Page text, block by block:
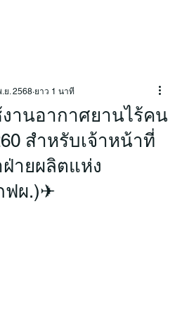
านอากาศยานไร้คน
สำหรับเจ้าหน้าที่
ายผลิตแห่ง
ฟผ.)✈
.ย. 2568 ยาว 1 นาที